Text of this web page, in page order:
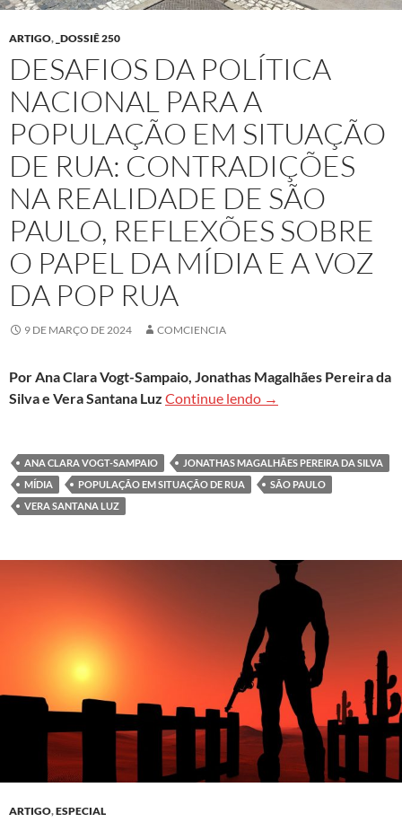
ARTIGO, _DOSSIÊ 250
DESAFIOS DA POLÍTICA
NACIONAL PARA A
POPULAÇÃO EM SITUAÇÃO
DE RUA: CONTRADIÇÕES
NA REALIDADE DE SÃO
PAULO, REFLEXÕES SOBRE
O PAPEL DA MÍDIA E A VOZ
DA POP RUA
9 DE MARÇO DE 2024 COMCIENCIA
Por Ana Clara Vogt-Sampaio, Jonathas Magalhães Pereira da
Silva e Vera Santana Luz Continue lendo Desafios da Política
→
ANA CLARA VOGT-SAMPAIO
JONATHAS MAGALHÃES PEREIRA DA SILVA
MÍDIA
POPULAÇÃO EM SITUAÇÃO DE RUA
SÃO PAULO
VERA SANTANA LUZ
ARTIGO,ESPECIAL